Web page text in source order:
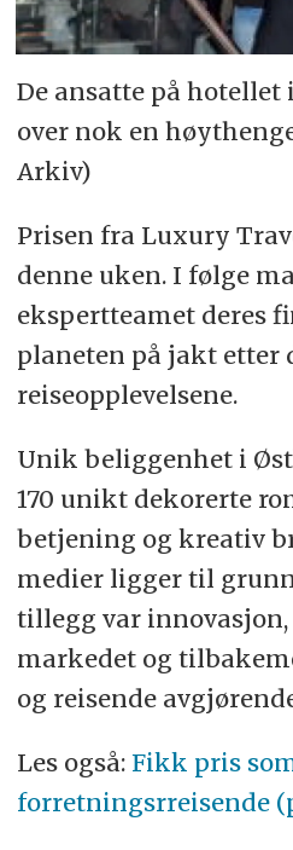
De ansatte på hotellet
over nok en
Arkiv)
Prisen fra Luxury
denne uken. I følge
ekspertteamet deres
planeten på jakt etter
reiseopplevelsene.
Unik beliggenhet i
170 unikt dekorerte
betjening og kreativ
medier ligger til
tillegg var innovasjon,
markedet og
og reisende
Les også: Fikk pris
forretningsrreisende